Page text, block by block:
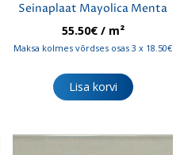
Seinaplaat Mayolica Menta
55.50€/ m²
Maksa kolmes võrdses osas 3 x 18.50€
Lisa korvi